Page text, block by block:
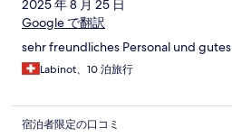
2025 年 8 月 25 日
Google で翻訳
sehr freundliches Personal und
Labinot、10 泊旅行
宿泊者限定の口コミ